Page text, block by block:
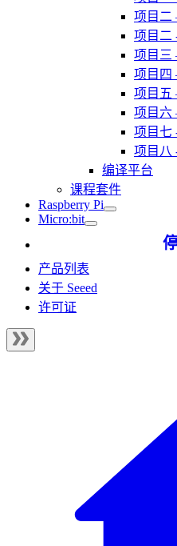
项目二
项目二
项目三
项目四
项目五
项目六
项目七
项目八
编译平台
课程套件
Raspberry Pi
Micro:bit
产品列表
关于 Seeed
许可证